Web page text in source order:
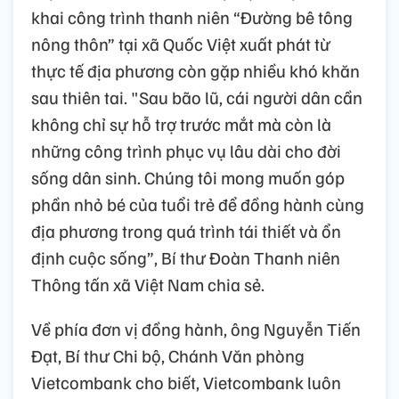
khai công trình thanh niên “Đường bê tông
nông thôn” tại xã Quốc Việt xuất phát từ
thực tế địa phương còn gặp nhiều khó khăn
sau thiên tai. "Sau bão lũ, cái người dân cần
không chỉ sự hỗ trợ trước mắt mà còn là
những công trình phục vụ lâu dài cho đời
sống dân sinh. Chúng tôi mong muốn góp
phần nhỏ bé của tuổi trẻ để đồng hành cùng
địa phương trong quá trình tái thiết và ổn
định cuộc sống”, Bí thư Đoàn Thanh niên
Thông tấn xã Việt Nam chia sẻ.
Về phía đơn vị đồng hành, ông Nguyễn Tiến
Đạt, Bí thư Chi bộ, Chánh Văn phòng
Vietcombank cho biết, Vietcombank luôn